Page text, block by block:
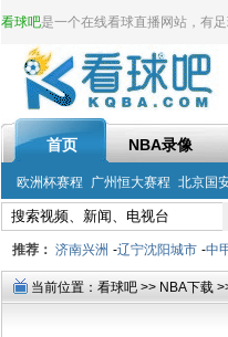
看球吧是一个在线看球直播网站，有
首页 NBA录像
欧洲杯赛程 广州恒大赛程 北京国
推荐： 济南兴洲 -辽宁沈阳城市 -中
当前位置： 看球吧 >> NBA下载